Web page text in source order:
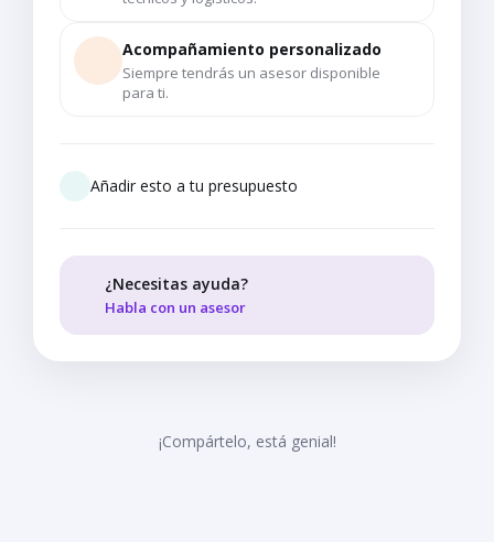
Acompañamiento personalizado
Siempre tendrás un asesor disponible
para ti.
Añadir esto a tu presupuesto
¿Necesitas ayuda?
Habla con un asesor
¡Compártelo, está genial!